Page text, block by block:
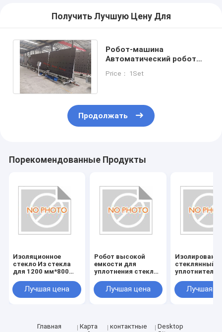
Получить Лучшую Цену Для
Робот-машина
Автоматический робот
напряжением 220 В
Price： 1Set
Продолжать
Порекомендованные Продукты
Изоляционное
стекло Из стекла
для 1200 мм*800
по требованиям
клиента
Лучшая цена
Робот высокой
емкости для
уплотнения стекла
уплотнения стекла
1200 мм*800
обработки стекла
Лучшая цена
стеклянный
повышения
Лучшая
Главная
Карта
контактные
Desktop